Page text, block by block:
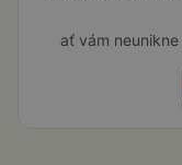
ať vám